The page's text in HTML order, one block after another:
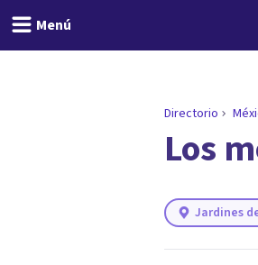
Menú
Directorio
Los
Jardines